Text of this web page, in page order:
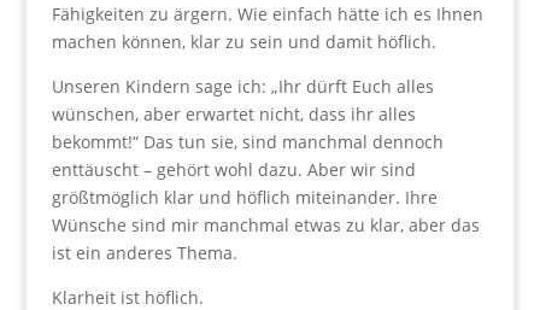
Fähigkeiten zu ärgern. Wie einfach hätte ich es Ihnen
machen können, klar zu sein und damit höflich.
Unseren Kindern sage ich: „Ihr dürft Euch alles
wünschen, aber erwartet nicht, dass ihr alles
bekommt!“ Das tun sie, sind manchmal dennoch
enttäuscht – gehört wohl dazu. Aber wir sind
größtmöglich klar und höflich miteinander. Ihre
Wünsche sind mir manchmal etwas zu klar, aber das
ist ein anderes Thema.
Klarheit ist höflich.